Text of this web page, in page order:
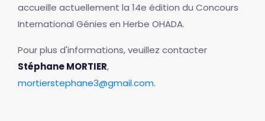
accueille actuellement la 14e édition du Concours
International Génies en Herbe OHADA.
Pour plus d'informations, veuillez contacter
Stéphane MORTIER,
mortierstephane3@gmail.com.